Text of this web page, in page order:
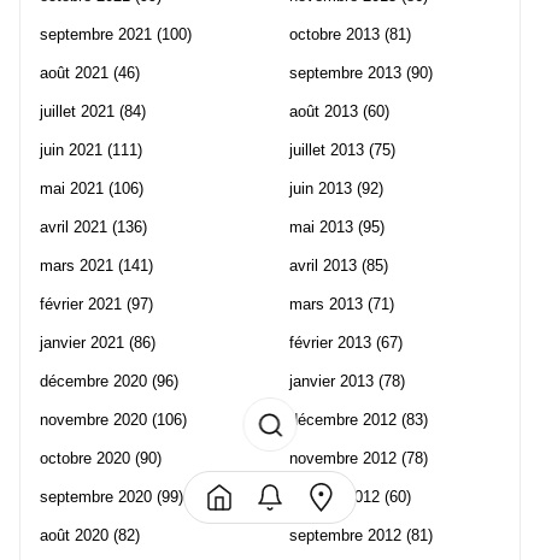
septembre 2021 (100)
août 2021 (46)
juillet 2021 (84)
juin 2021 (111)
mai 2021 (106)
avril 2021 (136)
mars 2021 (141)
février 2021 (97)
janvier 2021 (86)
décembre 2020 (96)
novembre 2020 (106)
octobre 2020 (90)
septembre 2020 (99)
août 2020 (82)
octobre 2013 (81)
septembre 2013 (90)
août 2013 (60)
juillet 2013 (75)
juin 2013 (92)
mai 2013 (95)
avril 2013 (85)
mars 2013 (71)
février 2013 (67)
janvier 2013 (78)
décembre 2012 (83)
novembre 2012 (78)
octobre 2012 (60)
septembre 2012 (81)